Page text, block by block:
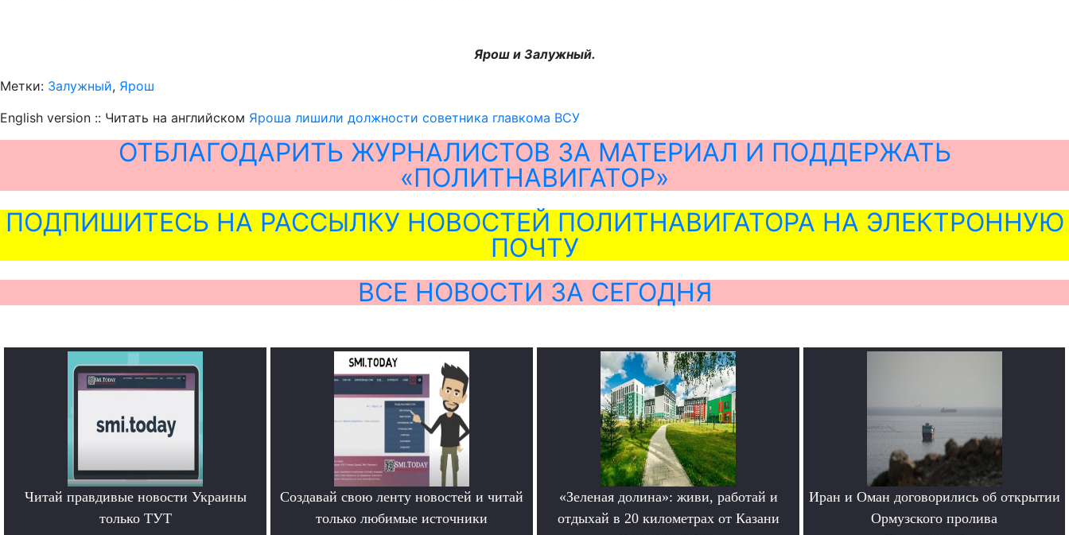
Ярош и Залужный.
Метки: Залужный, Ярош
English version :: Читать на английском Яроша лишили должности советника главкома ВСУ
ОТБЛАГОДАРИТЬ ЖУРНАЛИСТОВ ЗА МАТЕРИАЛ И ПОДДЕРЖАТЬ
«ПОЛИТНАВИГАТОР»
ПОДПИШИТЕСЬ НА РАССЫЛКУ НОВОСТЕЙ ПОЛИТНАВИГАТОРА НА ЭЛЕКТРОННУЮ
ПОЧТУ
ВСЕ НОВОСТИ ЗА СЕГОДНЯ
Читай правдивые новости Украины
только ТУТ
Создавай свою ленту новостей и читай
только любимые источники
«Зеленая долина»: живи, работай и
отдыхай в 20 километрах от Казани
Иран и Оман договорились об открытии
Ормузского пролива